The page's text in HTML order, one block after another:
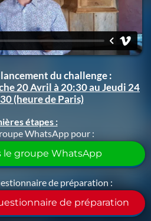
du challenge :
20 Avril à 20:30 au Jeudi 24
(heure de Paris)
étapes :
WhatsApp pour :
le groupe WhatsApp
de préparation :
de préparation